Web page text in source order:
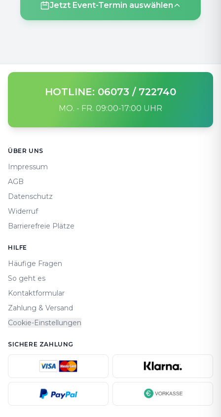
Jetzt Event-Termin auswählen
HOTLINE: 06073 / 722740
MO. - FR. 09:00-17:00 UHR
ÜBER UNS
Impressum
AGB
Datenschutz
Widerruf
Barrierefreie Plätze
HILFE
Häufige Fragen
So geht es
Kontaktformular
Zahlung & Versand
Cookie-Einstellungen
SICHERE ZAHLUNG